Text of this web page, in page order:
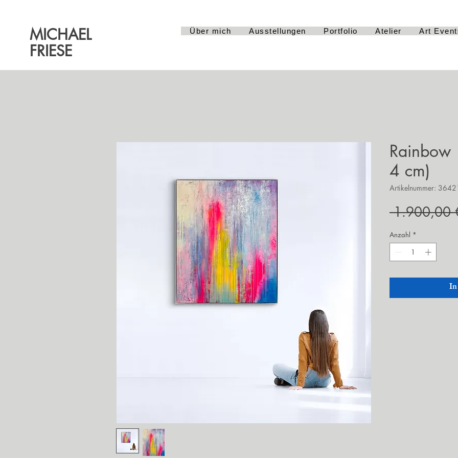
MICHAEL
FRIESE
Über mich Ausstellungen Portfolio Atelier Art
4 cm)
Artikelnummer:
1.900,00
Anzahl *